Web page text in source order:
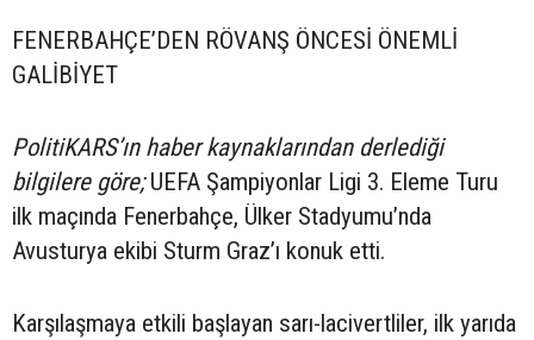
FENERBAHÇE’DEN RÖVANŞ ÖNCESİ ÖNEMLİ
GALİBİYET
PolitiKARS’ın haber kaynaklarından derlediği
bilgilere göre;UEFA Şampiyonlar Ligi 3. Eleme Turu
ilk maçında Fenerbahçe, Ülker Stadyumu’nda
Avusturya ekibi Sturm Graz’ı konuk etti.
Karşılaşmaya etkili başlayan sarı-lacivertliler, ilk yarıda